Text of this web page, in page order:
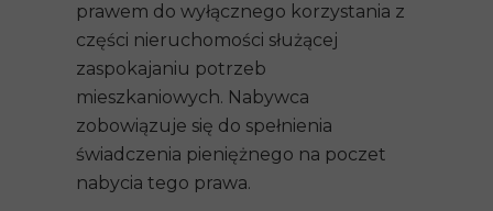
prawem do wyłącznego korzystania z
części nieruchomości służącej
zaspokajaniu potrzeb
mieszkaniowych. Nabywca
zobowiązuje się do spełnienia
świadczenia pieniężnego na poczet
nabycia tego prawa.